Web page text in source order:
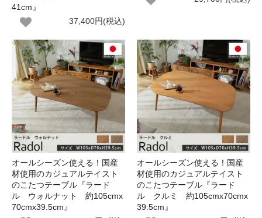
41cm』
37,400円(税込)
オールシーズン使える！国産
材使用のカジュアルテイスト
のこたつテーブル『ラード
ル ウォルナット 約105cmx
70cmx39.5cm』
オールシーズン使える！国産
材使用のカジュアルテイスト
のこたつテーブル『ラード
ル クルミ 約105cmx70cmx
39.5cm』